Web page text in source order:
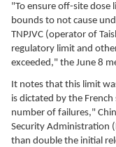
"To ensure off-site dose
bounds to not cause
TNPJVC (operator of
regulatory limit and
exceeded," the June 8
It notes that this limit
is dictated by the
number of failures,"
Security Administration
than double the initial